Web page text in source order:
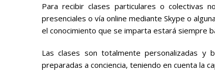
Para recibir clases particulares o colectivas
presenciales o vía online mediante Skype o
el conocimiento que se imparta estará siempre
Las clases son totalmente personalizadas y
preparadas a conciencia, teniendo en cuenta la